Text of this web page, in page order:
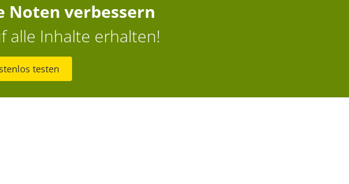
Noten verbessern
alle Inhalte erhalten!
testen